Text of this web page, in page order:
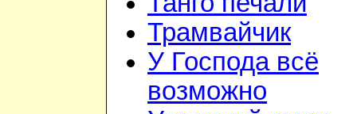
Трамвайчик
У Господа всё
возможно